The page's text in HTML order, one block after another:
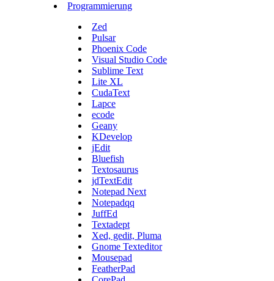
Programmierung
Zed
Pulsar
Phoenix Code
Visual Studio Code
Sublime Text
Lite XL
CudaText
Lapce
ecode
Geany
KDevelop
jEdit
Bluefish
Textosaurus
jdTextEdit
Notepad Next
Notepadqq
JuffEd
Textadept
Xed, gedit, Pluma
Gnome Texteditor
Mousepad
FeatherPad